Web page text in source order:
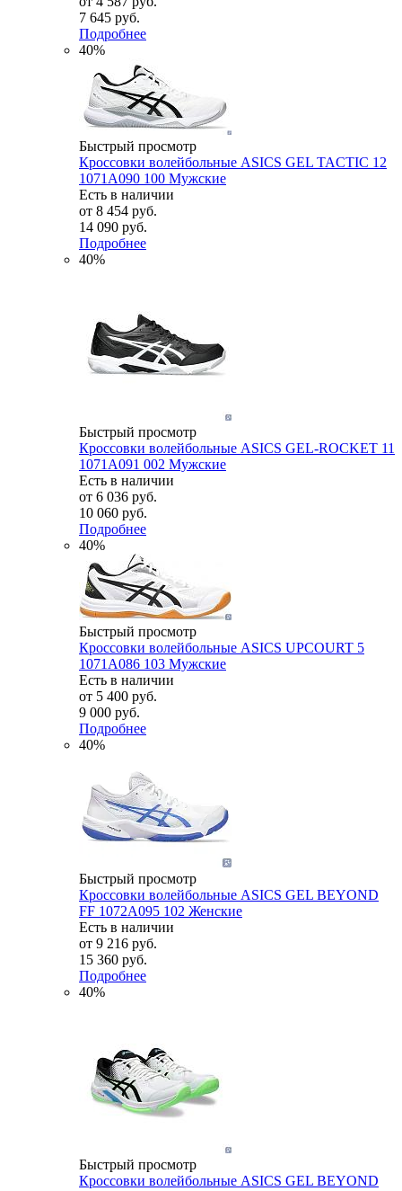
7 645 руб.
Подробнее
40%
Быстрый просмотр
Кроссовки волейбольные ASICS GEL TACTIC 12
1071A090 100 Мужские
Есть в наличии
от 8 454 руб.
14 090 руб.
Подробнее
40%
Быстрый просмотр
Кроссовки волейбольные ASICS GEL-ROCKET 11
1071A091 002 Мужские
Есть в наличии
от 6 036 руб.
10 060 руб.
Подробнее
40%
Быстрый просмотр
Кроссовки волейбольные ASICS UPCOURT 5
1071A086 103 Мужские
Есть в наличии
от 5 400 руб.
9 000 руб.
Подробнее
40%
Быстрый просмотр
Кроссовки волейбольные ASICS GEL BEYOND
FF 1072A095 102 Женские
Есть в наличии
от 9 216 руб.
15 360 руб.
Подробнее
40%
Быстрый просмотр
Кроссовки волейбольные ASICS GEL BEYOND